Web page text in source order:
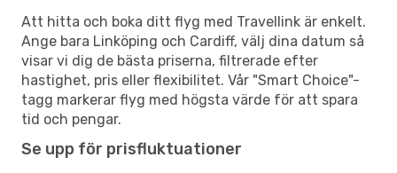
Att hitta och boka ditt flyg med Travellink är enkelt.
Ange bara Linköping och Cardiff, välj dina datum så
visar vi dig de bästa priserna, filtrerade efter
hastighet, pris eller flexibilitet. Vår "Smart Choice"-
tagg markerar flyg med högsta värde för att spara
tid och pengar.
Se upp för prisfluktuationer